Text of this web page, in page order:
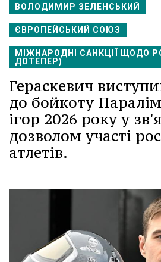
ВОЛОДИМИР ЗЕЛЕНСЬКИЙ
ЄВРОПЕЙСЬКИЙ СОЮЗ
МІЖНАРОДНІ САНКЦІЇ ЩОДО
ДОТЕПЕР)
Гераскевич
до бойкоту
ігор 2026 року у
дозволом участі
атлетів.